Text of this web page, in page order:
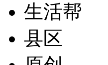
生活帮
县区